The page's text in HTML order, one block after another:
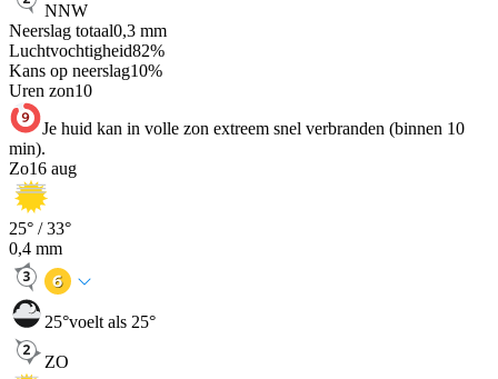
NNW
Neerslag totaal0,3 mm
Luchtvochtigheid82%
Kans op neerslag10%
Uren zon10
Je huid kan in volle zon extreem snel verbranden (binnen 10
min).
Zo16 aug
25° /33°
0,4 mm
25°voelt als 25°
ZO